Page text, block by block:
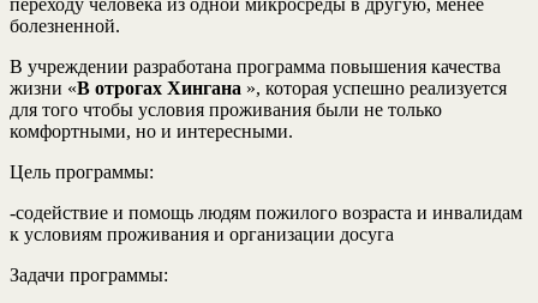
болезненной.
В учреждении разработана программа повышения качества
жизни «В отрогах Хингана », которая успешно реализуется
для того чтобы условия проживания были не только
комфортными, но и интересными.
Цель программы:
-содействие и помощь людям пожилого возраста и инвалидам
к условиям проживания и организации досуга
Задачи программы: